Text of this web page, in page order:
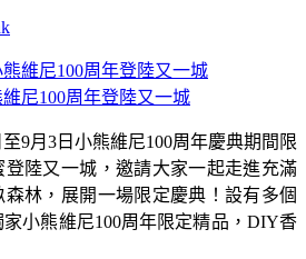
維尼100周年登陸又一城
9月3日小熊維尼100周年慶典期間限
登陸又一城，邀請大家一起走進充滿
林，展開一場限定慶典！設有多個
小熊維尼100周年限定精品，DIY香